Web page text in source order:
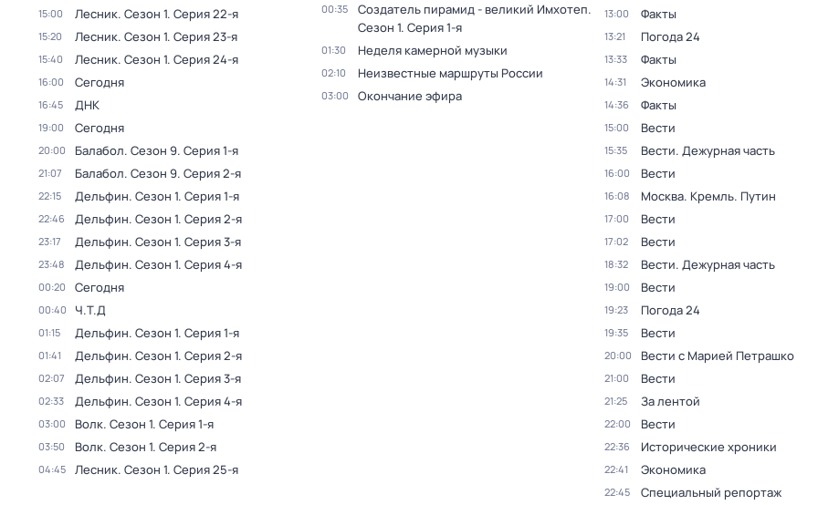
15:00 Лесник. Сезон 1. Серия 22-я
15:20 Лесник. Сезон 1. Серия 23-я
15:40 Лесник. Сезон 1. Серия 24-я
16:00 Сегодня
16:45 ДНК
19:00 Сегодня
20:00 Балабол. Сезон 9. Серия 1-я
21:07 Балабол. Сезон 9. Серия 2-я
22:15 Дельфин. Сезон 1. Серия 1-я
22:46 Дельфин. Сезон 1. Серия 2-я
23:17 Дельфин. Сезон 1. Серия 3-я
23:48 Дельфин. Сезон 1. Серия 4-я
00:20 Сегодня
00:40 Ч.T.Д
01:15 Дельфин. Сезон 1. Серия 1-я
01:41 Дельфин. Сезон 1. Серия 2-я
02:07 Дельфин. Сезон 1. Серия 3-я
02:33 Дельфин. Сезон 1. Серия 4-я
03:00 Волк. Сезон 1. Серия 1-я
03:50 Волк. Сезон 1. Серия 2-я
04:45 Лесник. Сезон 1. Серия 25-я
00:35 Создатель пирамид - великий Имхотеп.
Сезон 1. Серия 1-я
01:30 Неделя камерной музыки
02:10 Неизвестные маршруты России
03:00 Окончание эфира
13:00 Факты
13:21 Погода 24
13:33 Факты
14:31 Экономика
14:36 Факты
15:00 Вести
15:35 Вести. Дежурная часть
16:00 Вести
16:08 Москва. Кремль. Путин
17:00 Вести
17:02 Вести
18:32 Вести. Дежурная часть
19:00 Вести
19:23 Погода 24
19:35 Вести
20:00 Вести с Марией Петрашко
21:00 Вести
21:25 За лентой
22:00 Вести
22:36 Исторические хроники
22:41 Экономика
22:45 Специальный репортаж